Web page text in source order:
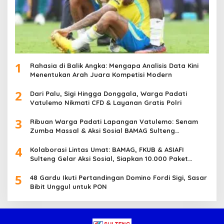
1
Rahasia di Balik Angka: Mengapa Analisis Data Kini
Menentukan Arah Juara Kompetisi Modern
2
Dari Palu, Sigi Hingga Donggala, Warga Padati
Vatulemo Nikmati CFD & Layanan Gratis Polri
3
Ribuan Warga Padati Lapangan Vatulemo: Senam
Zumba Massal & Aksi Sosial BAMAG Sulteng
4
Kolaborasi Lintas Umat: BAMAG, FKUB & ASIAFI
Sulteng Gelar Aksi Sosial, Siapkan 10.000 Paket
5
48 Gardu Ikuti Pertandingan Domino Fordi Sigi, Sasar
Bibit Unggul untuk PON